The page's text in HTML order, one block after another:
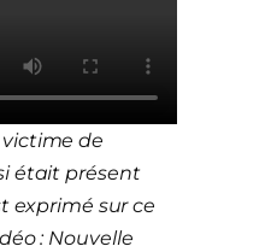
victime de
était présent
exprimé sur ce
: Nouvelle